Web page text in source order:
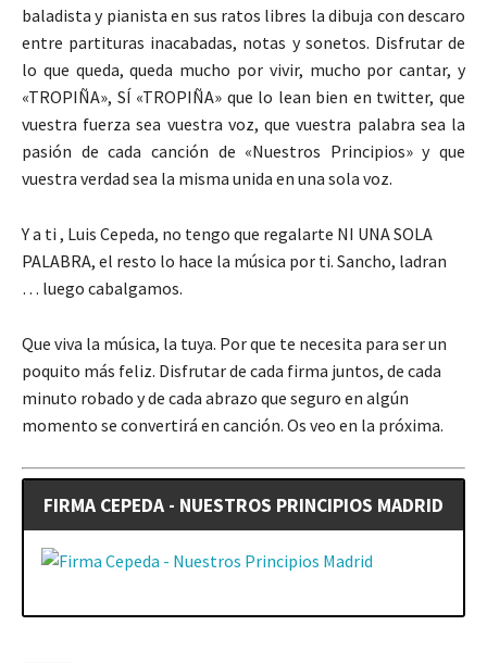
baladista y pianista en sus ratos libres la dibuja con descaro
entre partituras inacabadas, notas y sonetos. Disfrutar de
lo que queda, queda mucho por vivir, mucho por cantar, y
«TROPIÑA», SÍ «TROPIÑA» que lo lean bien en twitter, que
vuestra fuerza sea vuestra voz, que vuestra palabra sea la
pasión de cada canción de «Nuestros Principios» y que
vuestra verdad sea la misma unida en una sola voz.
Y a ti , Luis Cepeda, no tengo que regalarte NI UNA SOLA
PALABRA, el resto lo hace la música por ti. Sancho, ladran
… luego cabalgamos.
Que viva la música, la tuya. Por que te necesita para ser un
poquito más feliz. Disfrutar de cada firma juntos, de cada
minuto robado y de cada abrazo que seguro en algún
momento se convertirá en canción. Os veo en la próxima.
FIRMA CEPEDA - NUESTROS PRINCIPIOS MADRID